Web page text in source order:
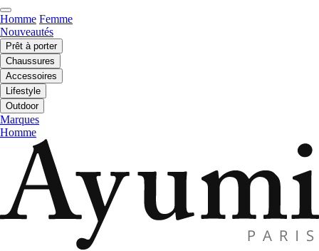
Homme Femme
Nouveautés
Prêt à porter
Chaussures
Accessoires
Lifestyle
Outdoor
Marques
Homme